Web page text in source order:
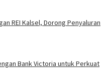
REI Kalsel, Dorong Penyaluran
Bank Victoria untuk Perkuat